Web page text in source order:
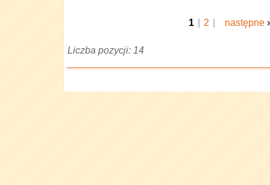
1 | 2 | następne
Liczba pozycji: 14